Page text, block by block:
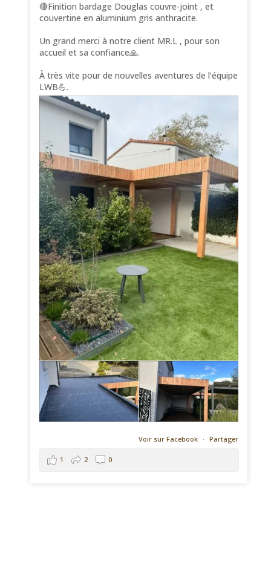
🔴Finition bardage Douglas couvre-joint , et
couvertine en aluminium gris anthracite.
Un grand merci à notre client MR.L , pour son
accueil et sa confiance🙏.
À très vite pour de nouvelles aventures de l’équipe
LWB💪.
Voir sur Facebook · Partager
1 2 0